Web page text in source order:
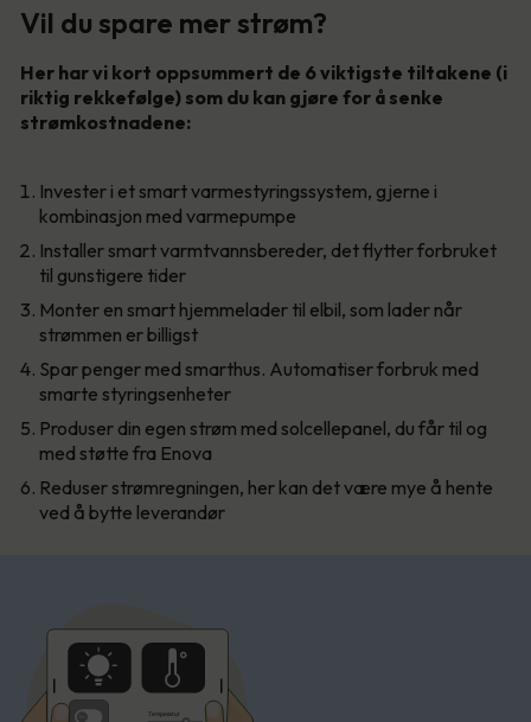
Vil du spare mer strøm?
Her har vi kort oppsummert de 6 viktigste tiltakene (i
riktig rekkefølge) som du kan gjøre for å senke
strømkostnadene:
Invester i et smart varmestyringssystem, gjerne i
kombinasjon med varmepumpe
Installer smart varmtvannsbereder, det flytter forbruket
til gunstigere tider
Monter en smart hjemmelader til elbil, som lader når
strømmen er billigst
Spar penger med smarthus. Automatiser forbruk med
smarte styringsenheter
Produser din egen strøm med solcellepanel, du får til og
med støtte fra Enova
Reduser strømregningen, her kan det være mye å hente
ved å bytte leverandør
Temperatur